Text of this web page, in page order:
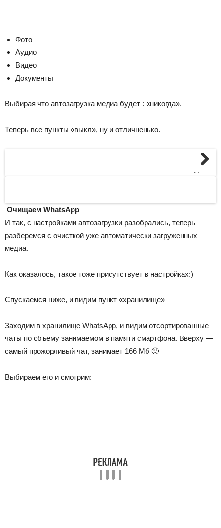
Фото
Аудио
Видео
Документы
Выбирая что автозагрузка медиа будет : «никогда».
Теперь все пункты «выкл», ну и отличненько.
Next
Очищаем WhatsApp
И так, с настройками автозагрузки разобрались, теперь
разберемся с очисткой уже автоматически загруженных
медиа.
Как оказалось, такое тоже присутствует в настройках:)
Спускаемся ниже, и видим пункт «хранилище»
Заходим в хранилище WhatsApp, и видим отсортированные
чаты по объему занимаемом в памяти смартфона. Вверху —
самый прожорливый чат, занимает 166 Мб 🙂
Выбираем его и смотрим: